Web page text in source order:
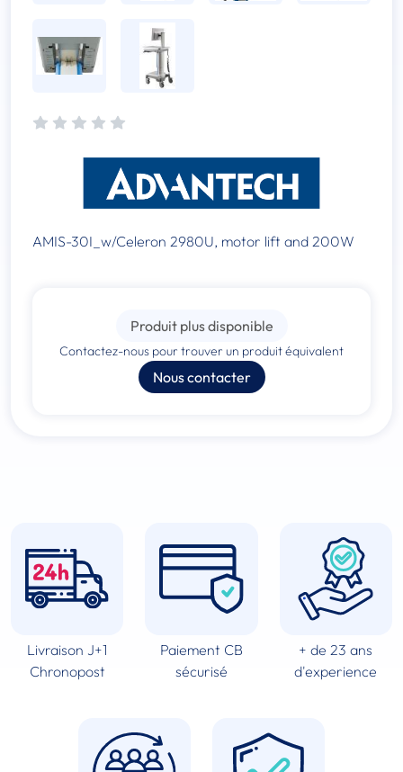
AMIS-30I_w/Celeron 2980U, motor lift and 200W
Produit plus disponible
Contactez-nous pour trouver un produit équivalent
Nous contacter
Livraison J+1
Chronopost
Paiement CB
sécurisé
+ de 23 ans
d'experience